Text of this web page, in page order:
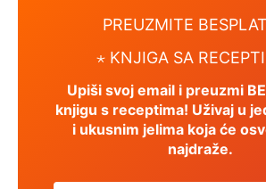
PREUZMITE
⋆ KNJIGA SA
Upiši svoj email i preuzmi
knjigu s receptima! Uživaj u
i ukusnim jelima koja će
najdraže.